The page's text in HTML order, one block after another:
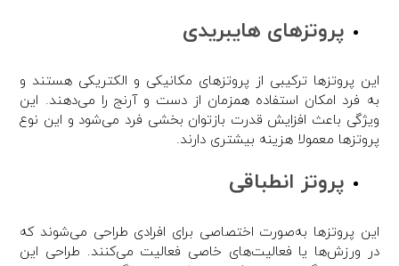
پروتزهای هایبریدی
این پروتزها ترکیبی از پروتزهای مکانیکی و الکتریکی هستند و
به فرد امکان استفاده همزمان از دست و آرنج را می‌دهند. این
ویژگی باعث افزایش قدرت بازتوان ‌بخشی فرد می‌شود و این نوع
پروتزها معمولا هزینه بیشتری دارند.
پروتز انطباقی
این پروتزها به‌صورت اختصاصی برای افرادی طراحی می‌شوند که
در ورزش‌ها یا فعالیت‌های خاصی فعالیت می‌کنند. طراحی این